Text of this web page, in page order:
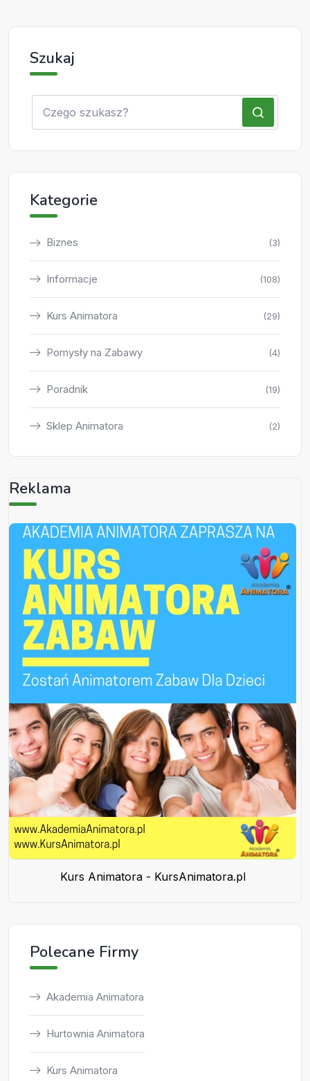
Szukaj
Kategorie
Biznes (3)
Informacje (108)
Kurs Animatora (29)
Pomysły na Zabawy (4)
Poradnik (19)
Sklep Animatora (2)
Reklama
Kurs Animatora - KursAnimatora.pl
Polecane Firmy
Akademia Animatora
Hurtownia Animatora
Kurs Animatora